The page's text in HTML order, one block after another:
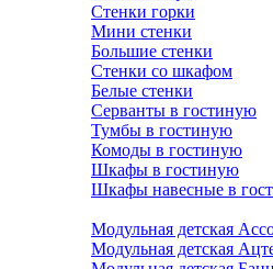
Стенки горки
Мини стенки
Большие стенки
Стенки со шкафом
Белые стенки
Серванты в гостиную
Тумбы в гостиную
Комоды в гостиную
Шкафы в гостиную
Шкафы навесные в
Модульная детская
Модульная детская